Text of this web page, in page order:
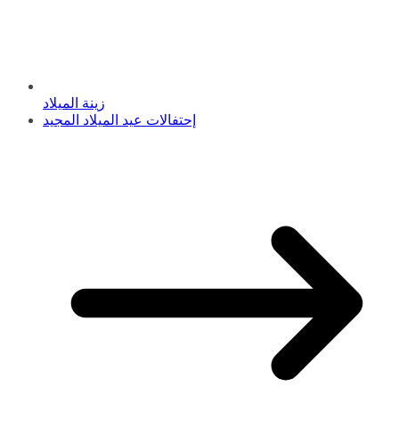
زينة الميلاد
إحتفالات عيد الميلاد المجيد